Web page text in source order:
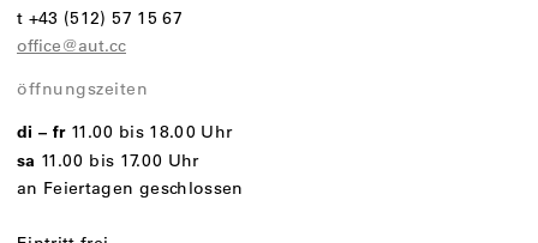
t +43 (512) 57 15 67
office@aut.cc
öffnungszeiten
di – fr 11.00 bis 18.00 Uhr
sa 11.00 bis 17.00 Uhr
an Feiertagen geschlossen